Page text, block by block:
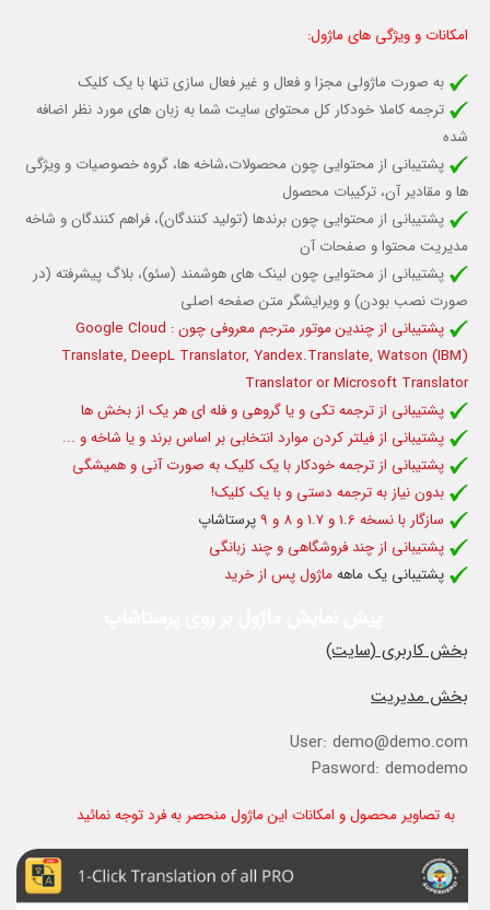
امکانات و ویژگی های ماژول:
به صورت ماژولی مجزا و فعال و غیر فعال سازی تنها با یک کلیک
ترجمه کاملا خودکار کل محتوای سایت شما به زبان های مورد نظر اضافه
شده
پشتیبانی از محتوایی چون محصولات،شاخه ها، گروه خصوصیات و ویژگی
ها و مقادیر آن، ترکیبات محصول
پشتیبانی از محتوایی چون برندها (تولید کنندگان)، فراهم کنندگان و شاخه
مدیریت محتوا و صفحات آن
پشتیبانی از محتوایی چون لینک های هوشمند (سئو)، بلاگ پیشرفته (در
صورت نصب بودن) و ویرایشگر متن صفحه اصلی
پشتیبانی از چندین موتور مترجم معروفی چون : Google Cloud
Translate, DeepL Translator, Yandex.Translate, Watson (IBM)
Translator or Microsoft Translator
پشتیبانی از ترجمه تکی و یا گروهی و فله ای هر یک از بخش ها
پشتیبانی از فیلتر کردن موارد انتخابی بر اساس برند و یا شاخه و ...
پشتیبانی از ترجمه خودکار با یک کلیک به صورت آنی و همیشگی
بدون نیاز به ترجمه دستی و با یک کلیک!
سازگار با نسخه 1.6 و 1.7 و 8 و 9
پرستاشاپ
پشتیبانی از چند فروشگاهی و چند زبانگی
پشتیبانی یک ماههماژول پس از خرید
بخش کاربری (سایت)
بخش مدیریت
User: demo@demo.com
Pasword: demodemo
به تصاویر محصول و امکانات این ماژول منحصر به فرد توجه نمائید